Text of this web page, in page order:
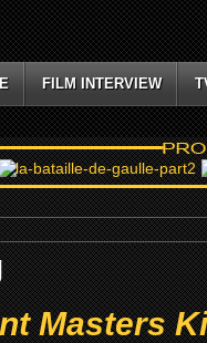
FILM INTERVIEW
Masters